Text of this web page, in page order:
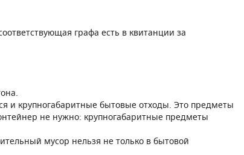
графа есть в квитанции за
и крупногабаритные бытовые отходы. Это предметы
не нужно: крупногабаритные предметы
мусор нельзя не только в бытовой